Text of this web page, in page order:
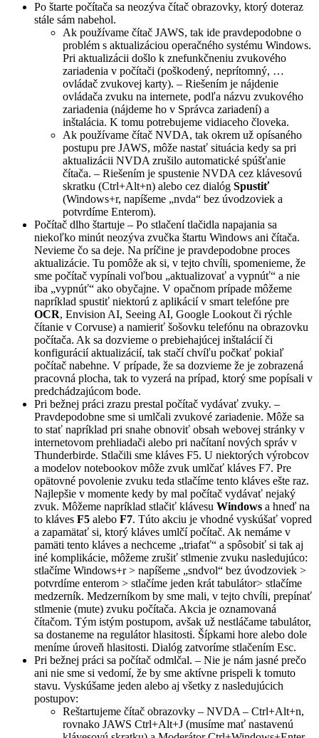
Po štarte počítača sa neozýva čítač obrazovky, ktorý doteraz
stále sám nabehol.
Ak používame čítač JAWS, tak ide pravdepodobne o
problém s aktualizáciou operačného systému Windows.
Pri aktualizácii došlo k znefunkčneniu zvukového
zariadenia v počítači (poškodený, neprítomný, …
ovládač zvukovej karty). – Riešením je nájdenie
ovládača zvuku na internete, podľa názvu zvukového
zariadenia (nájdeme ho v Správca zariadení) a
inštalácia. K tomu potrebujeme vidiaceho človeka.
Ak používame čítač NVDA, tak okrem už opísaného
postupu pre JAWS, môže nastať situácia kedy sa pri
aktualizácii NVDA zrušilo automatické spúšťanie
čítača. – Riešením je spustenie NVDA cez klávesovú
skratku (Ctrl+Alt+n) alebo cez dialóg Spustiť
(Windows+r, napíšeme „nvda“ bez úvodzoviek a
potvrdíme Enterom).
Počítač dlho štartuje – Po stlačení tlačidla napajania sa
niekoľko minút neozýva zvučka štartu Windows ani čítača.
Nevieme čo sa deje. Na príčine je pravdepodobne proces
aktualizácie. Tu pomôže ak si, v tejto chvíli, spomenieme, že
sme počítač vypínali voľbou „aktualizovať a vypnúť“ a nie
iba „vypnúť“ ako obyčajne. V opačnom prípade môžeme
napríklad spustiť niektorú z aplikácií v smart telefóne pre
OCR, Envision AI, Seeing AI, Google Lookout či rýchle
čítanie v Corvuse) a namieriť šošovku telefónu na obrazovku
počítača. Ak sa dozvieme o prebiehajúcej inštalácií či
konfigurácií aktualizácií, tak stačí chvíľu počkať pokiaľ
počítač nabehne. V prípade, že sa dozvieme že je zobrazená
pracovná plocha, tak to vyzerá na prípad, ktorý sme popísali v
predchádzajúcom bode.
Pri bežnej práci zrazu prestal počítač vydávať zvuky. –
Pravdepodobne sme si umlčali zvukové zariadenie. Môže sa
to stať napríklad pri snahe obnoviť obsah webovej stránky v
internetovom prehliadači alebo pri načítaní nových správ v
Thunderbirde. Stlačili sme kláves F5. U niektorých výrobcov
a modelov notebookov môže zvuk umlčať kláves F7. Pre
opätovné povolenie zvuku teda stlačíme tento kláves ešte raz.
Najlepšie v momente kedy by mal počítač vydávať nejaký
zvuk. Môžeme napríklad stlačiť klávesu Windows a hneď na
to kláves F5 alebo F7. Túto akciu je vhodné vyskúšať vopred
a zapamätať si, ktorý kláves umlčí počítač. Ak nemáme v
pamäti tento kláves a nechceme „triafať“ a spôsobiť si tak aj
iné komplikácie, môžeme zrušiť stlmenie zvuku nasledujúco:
stlačíme Windows+r > napíšeme „sndvol“ bez úvodzoviek >
potvrdíme enterom > stlačíme jeden krát tabulátor> stlačíme
medzerník. Medzerníkom by sme mali, v tejto chvíli, prepínať
stlmenie (mute) zvuku počítača. Akcia je oznamovaná
čítačom. Tým istým postupom, avšak už nestláčame tabulátor,
sa dostaneme na regulátor hlasitosti. Šípkami hore alebo dole
meníme úroveň hlasitosti. Dialóg zatvoríme stlačením Esc.
Pri bežnej práci sa počítač odmlčal. – Nie je nám jasné prečo
ani nie sme si vedomí, že by sme aktívne prispeli k tomuto
stavu. Vyskúšame jeden alebo aj všetky z nasledujúcich
postupov:
Reštartujeme čítač obrazovky – NVDA – Ctrl+Alt+n,
rovnako JAWS Ctrl+Alt+J (musíme mať nastavenú